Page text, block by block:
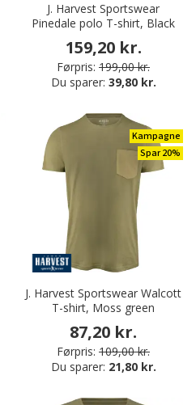
J. Harvest Sportswear
Pinedale polo T-shirt, Black
159,20 kr.
Førpris: 199,00 kr.
Du sparer: 39,80 kr.
Kampagne
Spar 20%
J. Harvest Sportswear Walcott
T-shirt, Moss green
87,20 kr.
Førpris: 109,00 kr.
Du sparer: 21,80 kr.